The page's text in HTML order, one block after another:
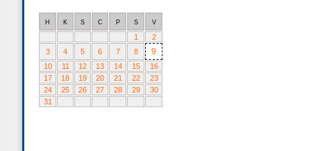
H K S C P S V
1
2
3
4 5 6 7 8 9
10 11 12 13 14 15
16
17
18 19 20 21 22
23
24
25 26 27 28 29
30
31